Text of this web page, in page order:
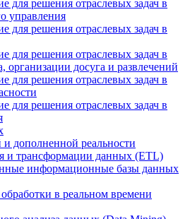
для решения отраслевых задач в
управления
для решения отраслевых задач в
для решения отраслевых задач в
организации досуга и развлечений
для решения отраслевых задач в
для решения отраслевых задач в
дополненной реальности
и трансформации данных (ETL)
информационные базы данных
в реальном времени